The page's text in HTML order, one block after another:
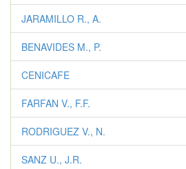
JARAMILLO R., A.
BENAVIDES M., P.
CENICAFE
FARFAN V., F.F.
RODRIGUEZ V., N.
SANZ U., J.R.